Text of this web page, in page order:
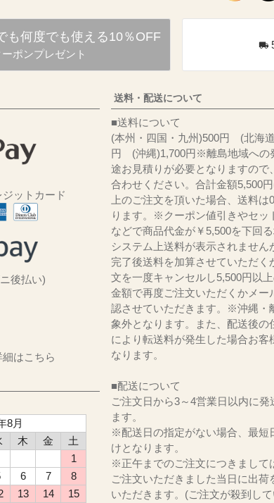
も何度でも使える10％OFF
ーポンプレゼント
ットカード
後払い)
はこちら
8月
木 金
土
1
6 7
8
13 14 15
送料・配送について
■送料について
(本州・四国・九州)500円 (北海
円 (沖縄)1,700円※離島地域への
途お見積りが必要となりますので
合わせください。合計金額5,500
上のご注文を頂いた場合、送料は
ります。※クーポン値引きやセッ
などで商品代金が￥5,500を下回
システム上送料が表示されません
完了後送料を加算させていただく
文を一度キャンセルし5,500円以
金額で再度ご注文いただくかメー
認させていただきます。※沖縄・
象外となります。また、配送後の
により転送料が発生した場合お客
なります。
■配送について
ご注文日から3～4営業日以内に発
ます。
※配送日の指定がない場合、最短
けとなります。
※正午までのご注文につきまして
ご注文いただきました当日に出荷
いただきます。(ご注文が殺到し